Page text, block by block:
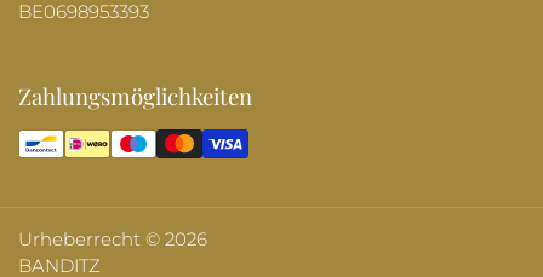
BE0698953393
Zahlungsmöglichkeiten
Urheberrecht © 2026
BANDITZ